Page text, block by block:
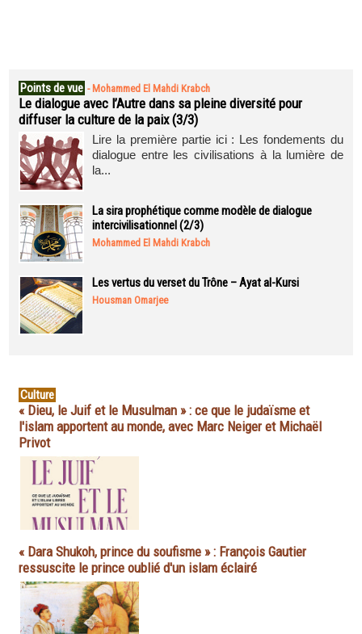
Points de vue - Mohammed El Mahdi Krabch
Le dialogue avec l’Autre dans sa pleine diversité pour
diffuser la culture de la paix (3/3)
Lire la première partie ici : Les fondements du
dialogue entre les civilisations à la lumière de
la...
La sira prophétique comme modèle de dialogue
intercivilisationnel (2/3)
Mohammed El Mahdi Krabch
Les vertus du verset du Trône – Ayat al-Kursi
Housman Omarjee
Culture
« Dieu, le Juif et le Musulman » : ce que le judaïsme et
l'islam apportent au monde, avec Marc Neiger et Michaël
Privot
« Dara Shukoh, prince du soufisme » : François Gautier
ressuscite le prince oublié d'un islam éclairé